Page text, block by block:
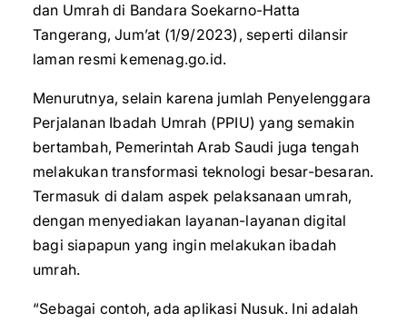
dan Umrah di Bandara Soekarno-Hatta
Tangerang, Jum’at (1/9/2023), seperti dilansir
laman resmi kemenag.go.id.
Menurutnya, selain karena jumlah Penyelenggara
Perjalanan Ibadah Umrah (PPIU) yang semakin
bertambah, Pemerintah Arab Saudi juga tengah
melakukan transformasi teknologi besar-besaran.
Termasuk di dalam aspek pelaksanaan umrah,
dengan menyediakan layanan-layanan digital
bagi siapapun yang ingin melakukan ibadah
umrah.
“Sebagai contoh, ada aplikasi Nusuk. Ini adalah